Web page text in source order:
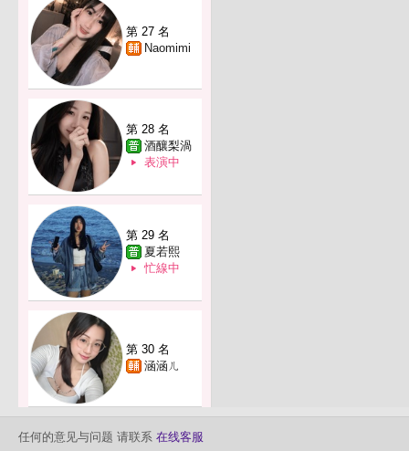
第 27 名
Naomimi
第 28 名
酒釀梨渦
表演中
第 29 名
夏若熙
忙線中
第 30 名
涵涵ㄦ
任何的意见与问题 请联系 在线客服